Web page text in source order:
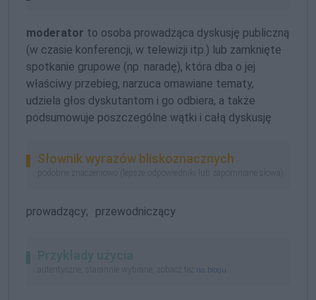
moderator to osoba prowadząca dyskusję publiczną
(w czasie konferencji, w telewizji itp.) lub zamknięte
spotkanie grupowe (np. naradę), która dba o jej
właściwy przebieg, narzuca omawiane tematy,
udziela głos dyskutantom i go odbiera, a także
podsumowuje poszczególne wątki i całą dyskusję
Słownik wyrazów bliskoznacznych
podobne znaczeniowo (lepsze odpowiedniki lub zapomniane słowa)
prowadzący; przewodniczący
Przykłady użycia
autentyczne, starannie wybrane, zobacz też na blogu